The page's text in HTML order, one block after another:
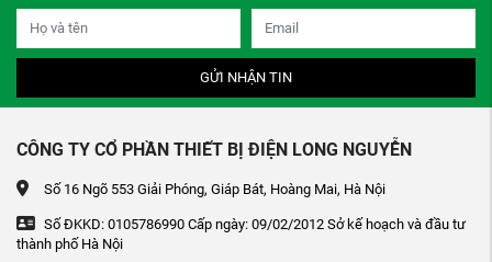
GỬI NHẬN TIN
CÔNG TY CỔ PHẦN THIẾT BỊ ĐIỆN LONG NGUYỄN
Số 16 Ngõ 553 Giải Phóng, Giáp Bát, Hoàng Mai, Hà Nội
Số ĐKKD: 0105786990 Cấp ngày: 09/02/2012 Sở kế hoạch và đầu tư
thành phố Hà Nội